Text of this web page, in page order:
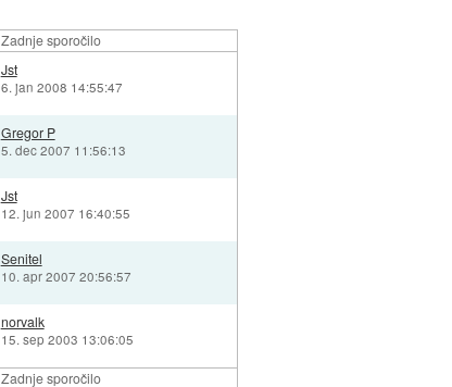
Zadnje sporočilo
Zadnje sporočilo
Jst
6. jan 2008 14:55:47
Gregor P
5. dec 2007 11:56:13
Jst
12. jun 2007 16:40:55
Senitel
10. apr 2007 20:56:57
norvalk
15. sep 2003 13:06:05